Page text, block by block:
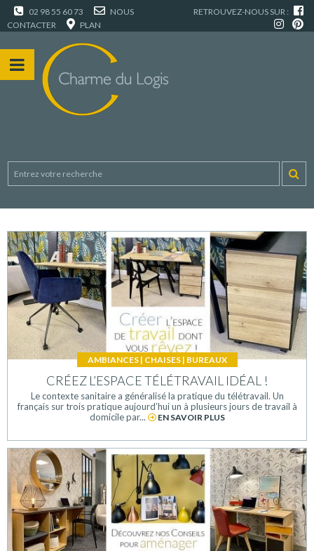
02 98 55 60 73
NOUS
CONTACTER
PLAN
RETROUVEZ-NOUS SUR :
AMBIANCES| CHAISES| BUREAUX
CRÉEZ L’ESPACE TÉLÉTRAVAIL IDÉAL !
Le contexte sanitaire a généralisé la pratique du télétravail. Un
français sur trois pratique aujourd’hui un à plusieurs jours de travail à
domicile par...
EN SAVOIR PLUS